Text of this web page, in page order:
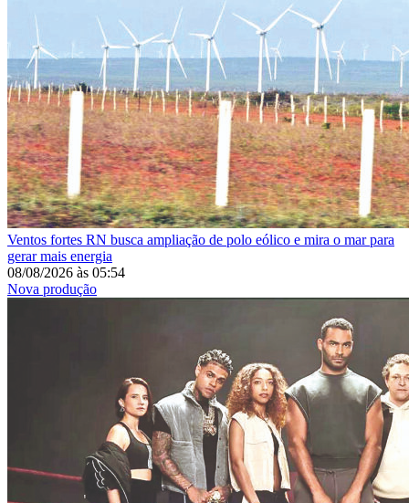
Ventos fortes RN busca ampliação de polo eólico e mira o mar para
gerar mais energia
08/08/2026 às 05:54
Nova produção